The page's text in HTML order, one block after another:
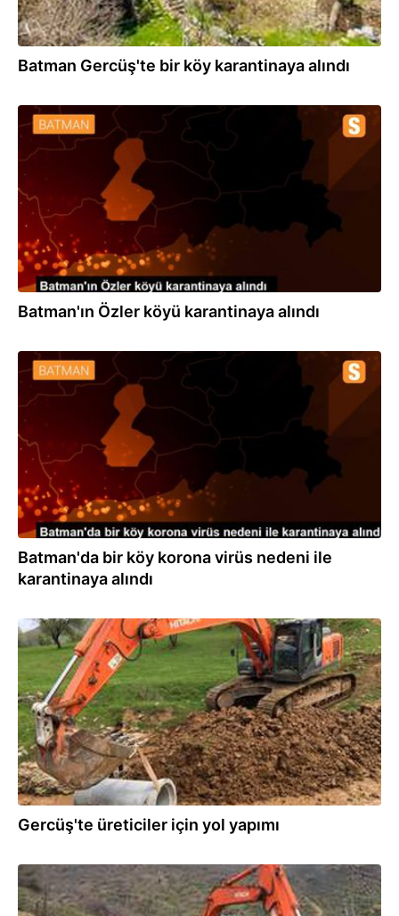
Batman Gercüş'te bir köy karantinaya alındı
22.04.2020
Batman'ın Özler köyü karantinaya alındı
22.04.2020
Batman'da bir köy korona virüs nedeni ile
karantinaya alındı
17.04.2020
Gercüş'te üreticiler için yol yapımı
16.04.2020